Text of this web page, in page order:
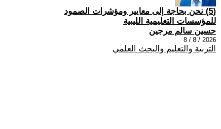
(5) نحن بحاجة إلى معايير ومؤشرات الصمود
للمؤسسات التعليمية الليبية
حسين سالم مرجين
2026 / 8 / 8
التربية والتعليم والبحث العلمي